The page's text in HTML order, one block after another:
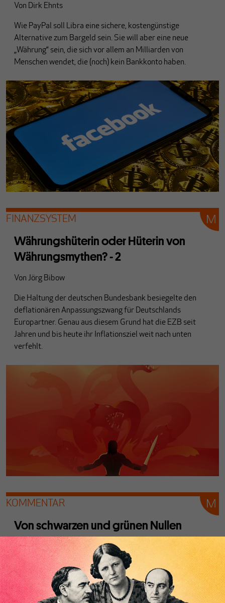
Von Dirk Ehnts
Wie PayPal soll Libra eine sichere, kostengünstige
Alternative zum Bargeld sein. Sie will aber eine neue
„Währung“ sein, die sich vor allem an Milliarden von
Menschen wendet, die (noch) kein Bankkonto haben.
FINANZSYSTEM
Währungshüterin oder Hüterin von
Währungsmythen? - 2
Von Jörg Bibow
Die Haltung der deutschen Bundesbank besiegelte den
deflationären Anpassungszwang für Deutschlands
Europartner. Genau aus diesem Grund hat die EZB seit
Jahren und bis heute ihr Inflationsziel weit nach unten
verfehlt.
KOMMENTAR
Von schwarzen und grünen Nullen
VonPaul Steinhardt
Die Grünen sind im Aufwind und es wird sogar über einen
grünen Kanzler spekuliert. Wer sich davon allerdings eine
wirtschaftspolitische Trendwende erwartet, der dürfte